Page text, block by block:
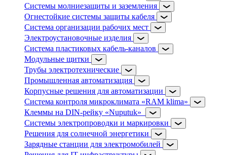
Системы молниезащиты и заземления
Огнестойкие системы защиты кабеля
Система организации рабочих мест
Электроустановочные изделия
Система пластиковых кабель-каналов
Модульные щитки
Трубы электротехнические
Промышленная автоматизация
Корпусные решения для автоматизации
Система контроля микроклимата «RAM klima»
Клеммы на DIN-рейку «Nuputuk»
Системы электропроводки и маркировки
Решения для солнечной энергетики
Зарядные станции для электромобилей